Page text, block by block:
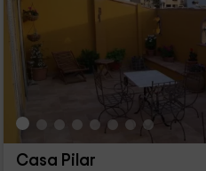
Casa Pilar